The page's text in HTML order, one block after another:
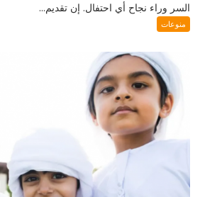
السر وراء نجاح أي احتفال. إن تقديم...
منوعات